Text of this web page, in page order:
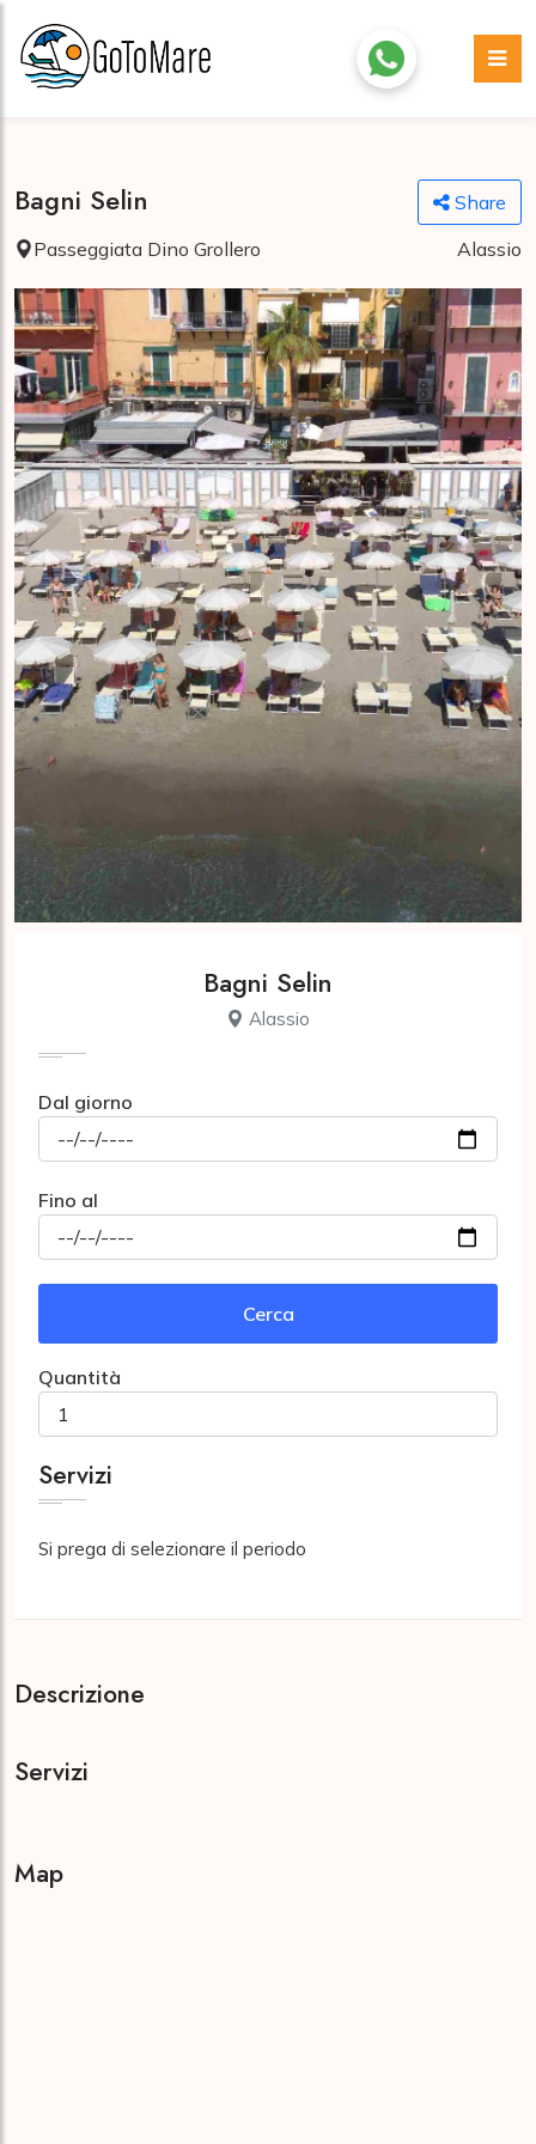
Bagni Selin
Share
Passeggiata Dino Grollero
Alassio
Bagni Selin
Alassio
Dal giorno
Fino al
Cerca
Quantità
Servizi
Si prega di selezionare il periodo
Descrizione
Servizi
Map